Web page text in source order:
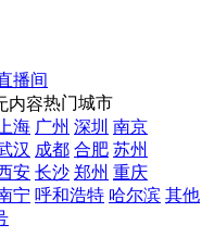
播间
热门城市
上海 广州 深圳 南京
汉 成都 合肥 苏州
安 长沙 郑州 重庆
宁 呼和浩特 哈尔滨 其他